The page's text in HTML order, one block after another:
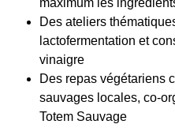
maximum les
Des ateliers
lactofermentation et
vinaigre
Des repas végétariens
sauvages locales, co-
Totem Sauvage